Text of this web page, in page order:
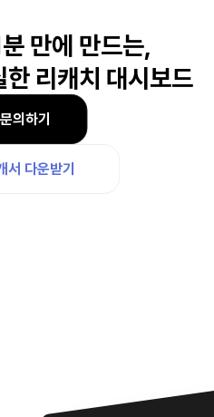
만에 만드는,
리캐치 대시보드
의하기
서 다운받기